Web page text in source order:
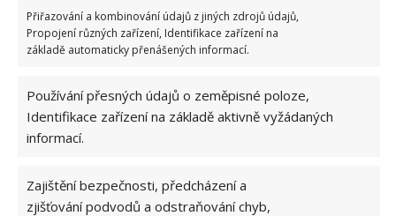
Přiřazování a kombinování údajů z jiných zdrojů údajů,
Propojení různých zařízení, Identifikace zařízení na
základě automaticky přenášených informací.
Používání přesných údajů o zeměpisné poloze,
Identifikace zařízení na základě aktivně vyžádaných
informací.
Zajištění bezpečnosti, předcházení a
zjišťování podvodů a odstraňování chyb,
DROŽDÍ
Přidejte svůj názor